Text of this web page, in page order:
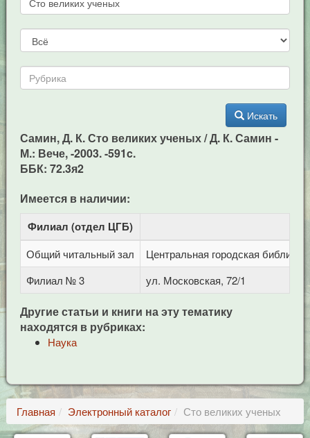
Искать
Самин, Д. К. Сто великих ученых / Д. К. Самин -
М.: Вече, -2003. -591c.
ББК: 72.3я2
Имеется в наличии:
Филиал (отдел ЦГБ)
Общий читальный зал
Центральная городская
Филиал № 3
ул. Московская, 72/1
Другие статьи и книги на эту тематику
находятся в рубриках:
Наука
Главная Электронный каталог Сто великих ученых